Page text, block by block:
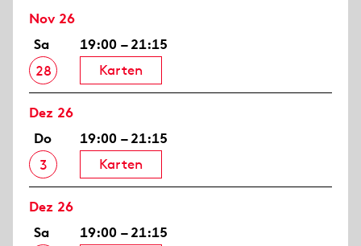
Nov 26
Sa
28
19:00 – 21:15
Karten
Dez 26
Do
3
19:00 – 21:15
Karten
Dez 26
Sa
19:00 – 21:15